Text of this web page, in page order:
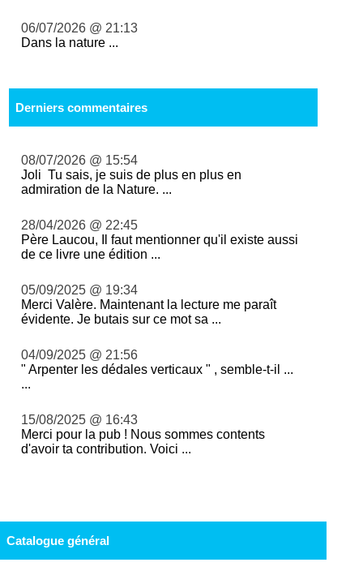
06/07/2026 @ 21:13
Dans la nature ...
Derniers commentaires
08/07/2026 @ 15:54
Joli Tu sais, je suis de plus en plus en
admiration de la Nature. ...
28/04/2026 @ 22:45
Père Laucou, Il faut mentionner qu'il existe aussi
de ce livre une édition ...
05/09/2025 @ 19:34
Merci Valère. Maintenant la lecture me paraît
évidente. Je butais sur ce mot sa ...
04/09/2025 @ 21:56
" Arpenter les dédales verticaux " , semble-t-il ...
...
15/08/2025 @ 16:43
Merci pour la pub ! Nous sommes contents
d'avoir ta contribution. Voici ...
Catalogue général